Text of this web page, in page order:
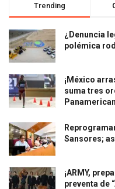
Trending
¿Denuncia
polémica
¡México
suma tres
Sansores;
¡ARMY,
preventa de